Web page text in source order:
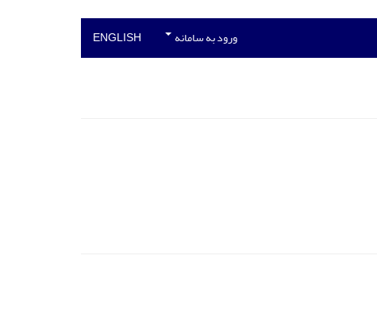
ورود به سامانه ENGLISH